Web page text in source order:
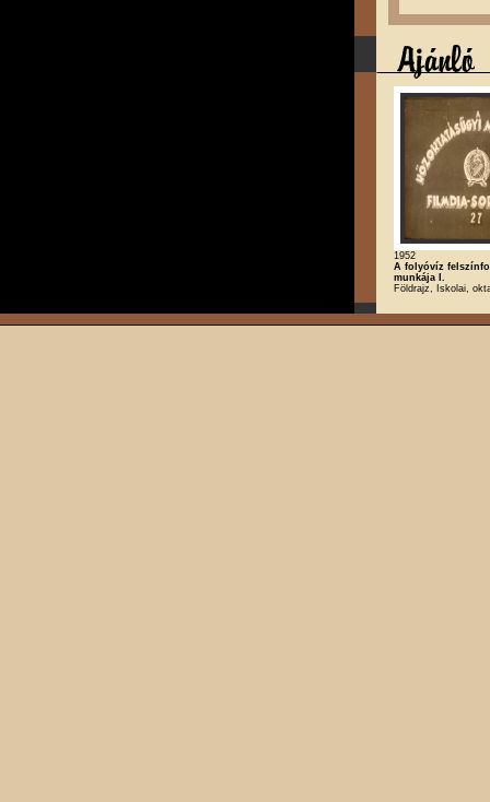
1952
A folyóvíz
munkája I.
Földrajz, Iskolai,